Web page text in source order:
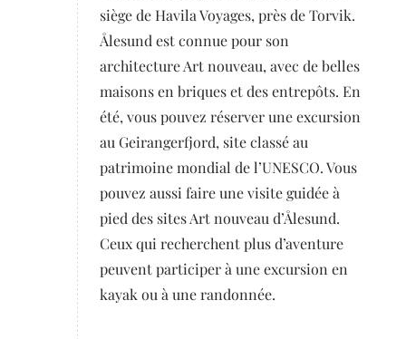
siège de Havila Voyages, près de Torvik.
Ålesund est connue pour son
architecture Art nouveau, avec de belles
maisons en briques et des entrepôts. En
été, vous pouvez réserver une excursion
au Geirangerfjord, site classé au
patrimoine mondial de l’UNESCO. Vous
pouvez aussi faire une visite guidée à
pied des sites Art nouveau d’Ålesund.
Ceux qui recherchent plus d’aventure
peuvent participer à une excursion en
kayak ou à une randonnée.